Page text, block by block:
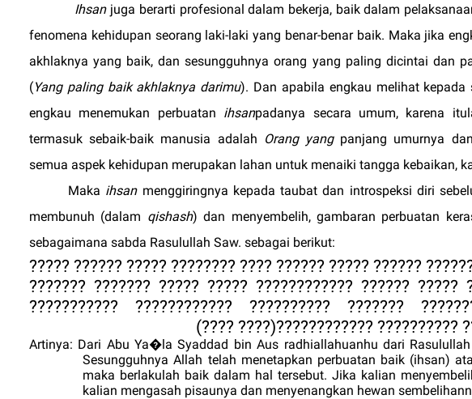
Ihsanjuga berarti profesional dalam bekerja, baik dalam
fenomena kehidupan seorang laki-laki yang benar-benar baik. Maka jika
akhlaknya yang baik, dan sesungguhnya orang yang paling dicintai dan
(Yang paling baik akhlaknya darimu). Dan apabila engkau melihat
engkau menemukan perbuatan ihsanpadanya secara umum, karena
termasuk sebaik-baik manusia adalah Orang yang panjang umurnya
semua aspek kehidupan merupakan lahan untuk menaiki tangga kebaikan,
Maka ihsanmenggiringnya kepada taubat dan introspeksi diri
membunuh (dalam qishash) dan menyembelih, gambaran perbuatan
sebagaimana sabda Rasulullah Saw. sebagai berikut:
???? ????? ??????? ??????? ????? ?????? ?????? ?????
???????? ????????? ????? : ????? ????? ??????
?????????? ???????????? ??????????? ???????
??????????? ??????????
)
???? ????
(
Artinya: Dari Abu Ya�la Syaddad bin Aus radhiallahuanhu dari
Sesungguhnya Allah telah menetapkan perbuatan baik (ihsan)
maka berlakulah baik dalam hal tersebut. Jika kalian
kalian mengasah pisaunya dan menyenangkan hewan